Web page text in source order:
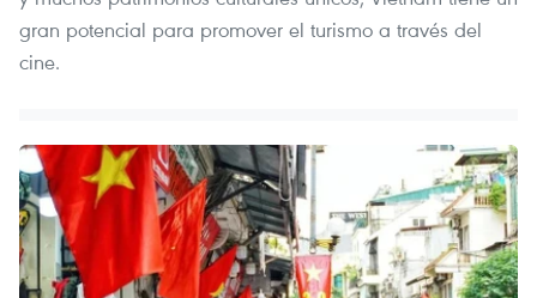
gran potencial para promover el turismo a través del
cine.